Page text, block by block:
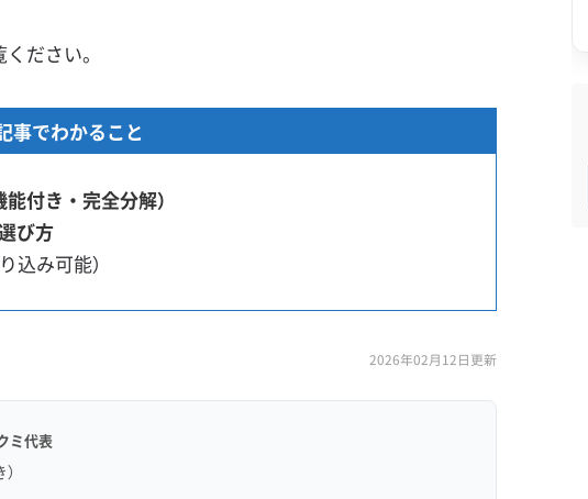
ださい。
事でわかること
付き・完全分解）
び方
り込み可能）
2026年02月12日更新
ミ代表